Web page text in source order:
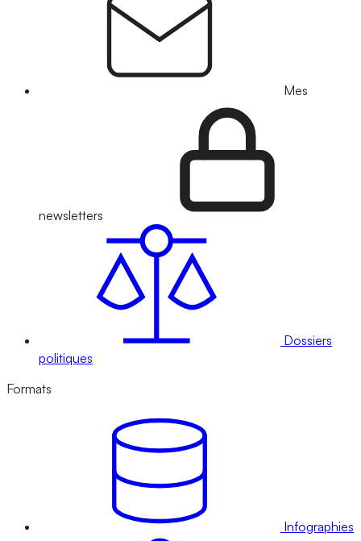
Mes
newsletters
Dossiers
politiques
Formats
Infographies